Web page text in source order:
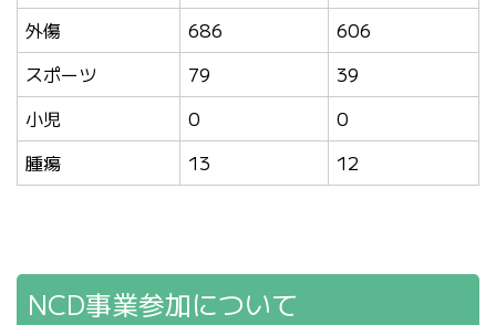
外傷
686
606
スポーツ
79
39
小児
0
0
腫瘍
13 12
NCD事業参加について